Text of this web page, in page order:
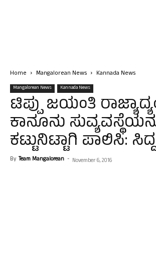
Home Mangalorean News Kannada News
Mangalorean News Kannada News
ಟಿಪ್ಪು ಜಯಂತಿ
ಕಾನೂನು
ಕಟ್ಟುನಿಟ್ಟಾಗಿ ಪಾಲಿಸಿ:
By Team Mangalorean - November 6, 2016